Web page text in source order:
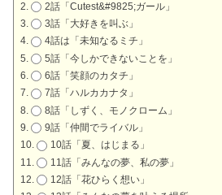
2話「Cutest&#9825;ガール」
3話「大好きを叫ぶ」
4話は「未知なるミチ」
5話「今しかできないことを」
6話「笑顔のカタチ」
7話「ハルカカナタ」
8話「しずく、モノクローム」
9話「仲間でライバル」
10話「夏、はじまる」
11話「みんなの夢、私の夢」
12話「花ひらく想い」